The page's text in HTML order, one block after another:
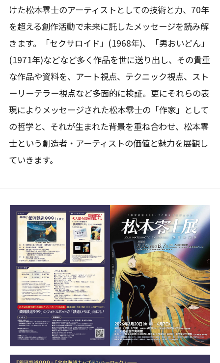
けた松本零士のアーティストとしての技術と力、70年
を超える創作活動で未来に託したメッセージを読み解
きます。「セクサロイド」(1968年)、「男おいどん」
(1971年)などなど多く作品を世に送り出し、その貴重
な作品や資料を、アート視点、テクニック視点、スト
ーリーテラー視点など多面的に検証。更にそれらの表
現によりメッセージされた松本零士の「作家」として
の哲学と、それが生まれた背景を重ね合わせ、松本零
士という創造者・アーティストの価値と魅力を展観し
ていきます。